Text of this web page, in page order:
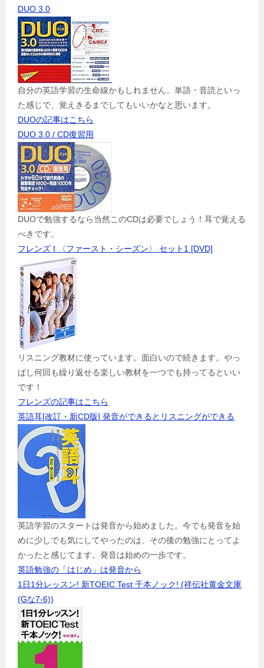
DUO 3.0
自分の英語学習の生命線かもしれません。単語・音読といっ
た感じで、覚えきるまでしてもいいかなと思います。
DUOの記事はこちら
DUO 3.0 / CD復習用
DUOで勉強するなら当然このCDは必要でしょう！耳で覚える
べきです。
フレンズ I 〈ファースト・シーズン〉 セット1 [DVD]
リスニング教材に使っています。面白いので続きます。やっ
ぱし何回も繰り返せる楽しい教材を一つでも持ってるといい
です！
フレンズの記事はこちら
英語耳[改訂・新CD版] 発音ができるとリスニングができる
英語学習のスタートは発音から始めました。今でも発音を始
めに少しでも気にしてやったのは、その後の勉強にとってよ
かったと感じてます。発音は始めの一歩です。
英語勉強の「はじめ」は発音から
1日1分レッスン! 新TOEIC Test 千本ノック! (祥伝社黄金文庫
(Gな7-6))